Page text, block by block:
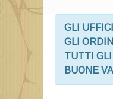
GLI
GLI
TUTTI GLI
BUONE